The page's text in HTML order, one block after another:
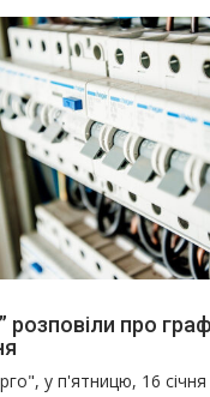
розповіли про
у п'ятницю, 16 січня